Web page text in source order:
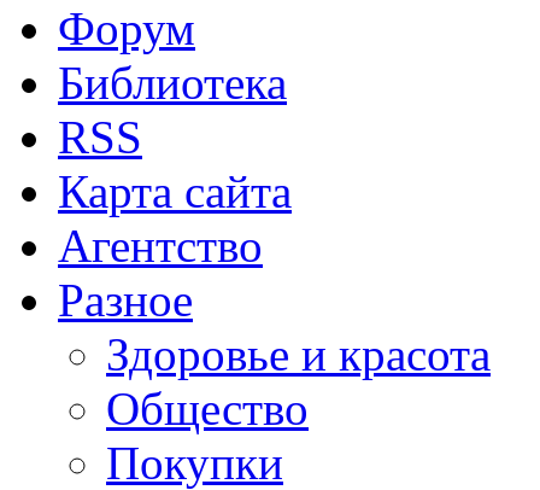
Форум
Библиотека
RSS
Карта сайта
Агентство
Разное
Здоровье и красота
Общество
Покупки